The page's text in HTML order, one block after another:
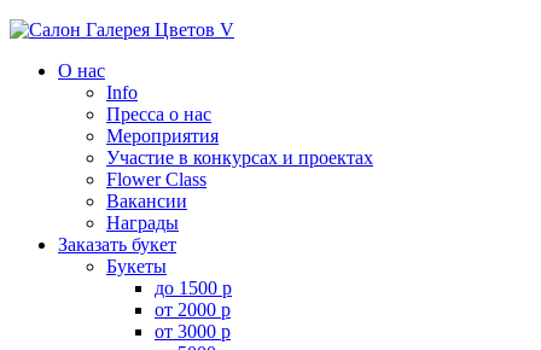
О нас
Info
Пресса о нас
Мероприятия
Участие в конкурсах и проектах
Flower Class
Вакансии
Награды
Заказать букет
Букеты
до 1500 р
от 2000 р
от 3000 р